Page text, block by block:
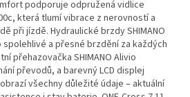
podporuje odpružená vidlice
která tlumí vibrace z nerovností a
při jízdě. Hydraulické brzdy SHIMANO
spolehlivé a přesné brzdění za každých
přehazovačka SHIMANO Alivio
převodů, a barevný LCD displej
všechny důležité údaje – aktuální